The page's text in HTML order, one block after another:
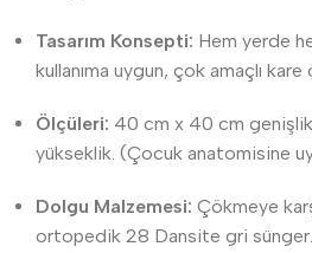
Tasarım Konsepti: Hem yerde
kullanıma uygun, çok amaçlı
Ölçüleri: 40 cm x 40 cm
yükseklik. (Çocuk anatomisine
Dolgu Malzemesi: Çökmeye
ortopedik 28 Dansite gri sünger.